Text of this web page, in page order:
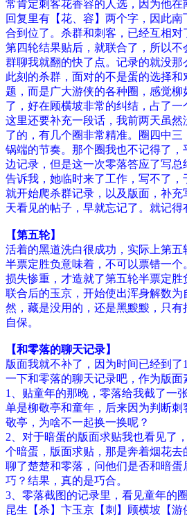
常肯定刺客花香容的人选，因为他
回复里有【花、容】两个字，因此
合到位了。杀群和刺客，已经互相对
第四轮结果贴后，就联合了，所以不
群聊我就翻的快了点。记录的就没那
此刻的杀群，面对的不是蛋的选择和
题，而是广大游侠的各种圈，感觉
了，好在顾横坡非常的纠结，占了一
这里还要补充一段话，我前两天虽
了的，有几个圈非常精准。圈四中
锅端的节奏。那个圈我也不记得了
边记录，但是这一次零落答应了写
告诉我，她临时来了工作，写不了，
就开始爬杀群记录，以及版面，补
天看见的帖子，早就忘记了。就记得
【第五轮】
活着的黑道洗白很成功，实际上第五
半票定胜负意味着，不可以票错一
损失惨重，才造就了第五轮半票定胜
联合后的玉京，开始使出浑身解数
然，藏是没用的，还是黑黢黢，只有
自保。
【和零落的聊天记录】
版面我就不补了，因为时间已经到
一下和零落的聊天记录吧，作为版面
1、贴童年的那晚，零落给我截了一
单是柳敬亭和童年，后来因为判断
敬亭，为啥不一起换一换呢？
2、对于暗蛋的版面求贴我也看见了
个暗蛋，版面求贴，那是奔着烟花
聊了楚楚和零落，问他们是否和暗蛋
巧？结果，真的是巧合。
3、零落截图的记录里，看见童年的
昆生【杀】卞玉京【刺】顾横坡【